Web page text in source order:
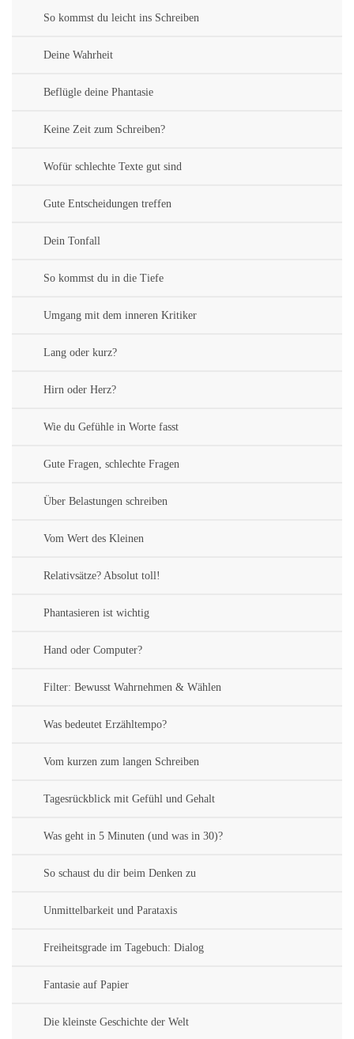
So kommst du leicht ins Schreiben
Deine Wahrheit
Beflügle deine Phantasie
Keine Zeit zum Schreiben?
Wofür schlechte Texte gut sind
Gute Entscheidungen treffen
Dein Tonfall
So kommst du in die Tiefe
Umgang mit dem inneren Kritiker
Lang oder kurz?
Hirn oder Herz?
Wie du Gefühle in Worte fasst
Gute Fragen, schlechte Fragen
Über Belastungen schreiben
Vom Wert des Kleinen
Relativsätze? Absolut toll!
Phantasieren ist wichtig
Hand oder Computer?
Filter: Bewusst Wahrnehmen & Wählen
Was bedeutet Erzähltempo?
Vom kurzen zum langen Schreiben
Tagesrückblick mit Gefühl und Gehalt
Was geht in 5 Minuten (und was in 30)?
So schaust du dir beim Denken zu
Unmittelbarkeit und Parataxis
Freiheitsgrade im Tagebuch: Dialog
Fantasie auf Papier
Die kleinste Geschichte der Welt